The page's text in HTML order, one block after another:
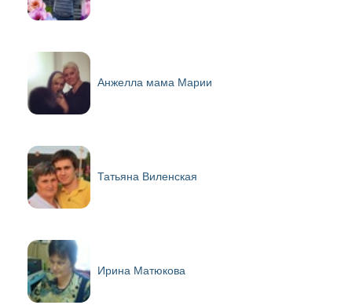
Анжелла мама Марии
Татьяна Виленская
Ирина Матюкова